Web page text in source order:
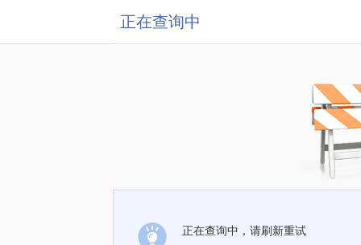
正在查询中
正在查询中，请刷新重试